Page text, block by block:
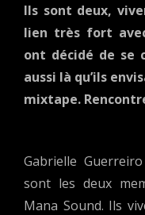
Ils sont deux,
lien très fort avec
ont décidé de se
aussi là qu’ils
mixtape.
Gabrielle
sont les deux
Mana Sound. Ils